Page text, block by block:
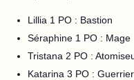
Lillia 1 PO : Bastion
Séraphine 1 PO : Mage
Tristana 2 PO :
Katarina 3 PO : Guerrier